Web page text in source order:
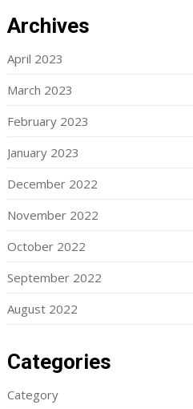
Archives
April 2023
March 2023
February 2023
January 2023
December 2022
November 2022
October 2022
September 2022
August 2022
Categories
Category